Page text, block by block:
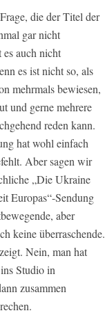
die der Titel der
gar nicht
auch nicht
es ist nicht so, als
mehrmals bewiesen,
und gerne mehrere
reden kann.
hat wohl einfach
Aber sagen wir
„Die Ukraine
Europas“-Sendung
aber
keine überraschende.
Nein, man hat
Studio in
zusammen